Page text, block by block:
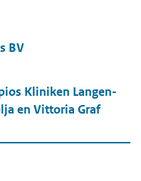
BV
Kliniken Langen-
en Vittoria Graf